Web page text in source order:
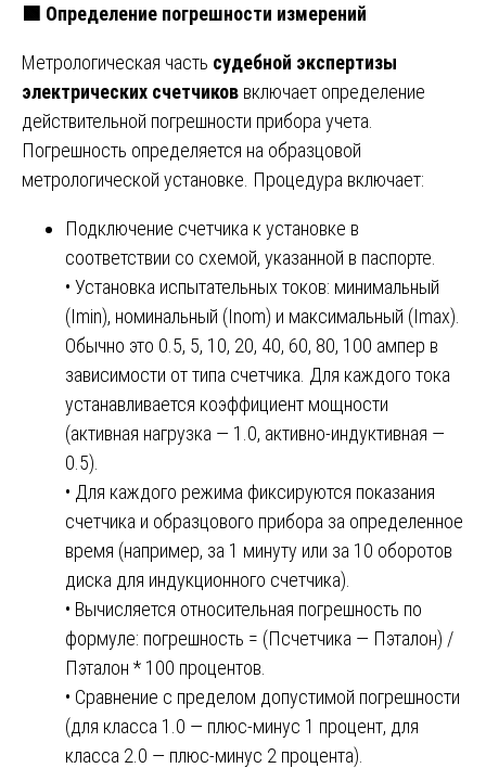
🟩 Определение погрешности измерений
Метрологическая часть судебной экспертизы
электрических счетчиков включает определение
действительной погрешности прибора учета.
Погрешность определяется на образцовой
метрологической установке. Процедура включает:
Подключение счетчика к установке в
соответствии со схемой, указанной в паспорте.
• Установка испытательных токов: минимальный
(Imin), номинальный (Inom) и максимальный (Imax).
Обычно это 0.5, 5, 10, 20, 40, 60, 80, 100 ампер в
зависимости от типа счетчика. Для каждого тока
устанавливается коэффициент мощности
(активная нагрузка — 1.0, активно-индуктивная —
0.5).
• Для каждого режима фиксируются показания
счетчика и образцового прибора за определенное
время (например, за 1 минуту или за 10 оборотов
диска для индукционного счетчика).
• Вычисляется относительная погрешность по
формуле: погрешность = (Псчетчика — Пэталон) /
Пэталон * 100 процентов.
• Сравнение с пределом допустимой погрешности
(для класса 1.0 — плюс-минус 1 процент, для
класса 2.0 — плюс-минус 2 процента).